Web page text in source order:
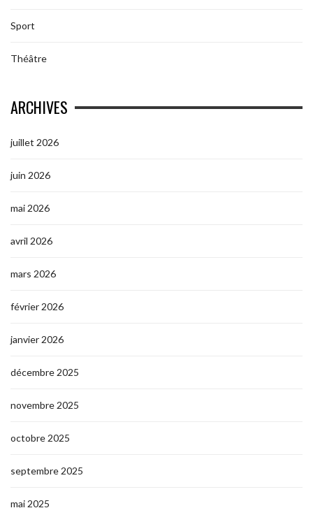
Sport
Théâtre
ARCHIVES
juillet 2026
juin 2026
mai 2026
avril 2026
mars 2026
février 2026
janvier 2026
décembre 2025
novembre 2025
octobre 2025
septembre 2025
mai 2025